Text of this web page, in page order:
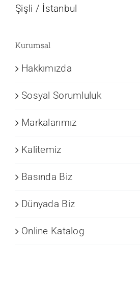
Şişli / İstanbul
Kurumsal
Hakkımızda
Sosyal Sorumluluk
Markalarımız
Kalitemiz
Basında Biz
Dünyada Biz
Online Katalog